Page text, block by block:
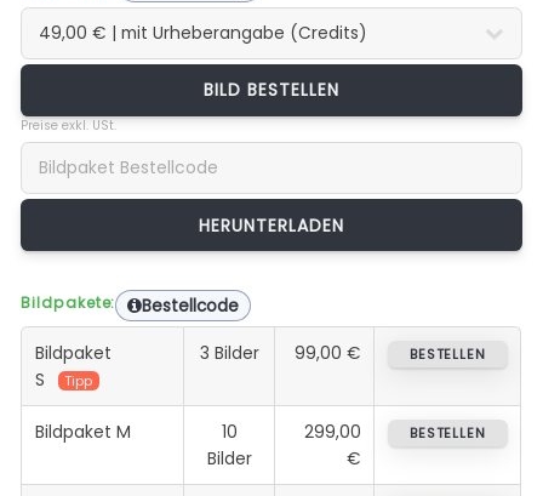
BILD BESTELLEN
Preise exkl. USt.
Bildpakete: Bestellcode
Bildpaket
S
Tipp
3 Bilder 99,00 € BESTELLEN
Bildpaket M
10
Bilder
299,00
€
BESTELLEN